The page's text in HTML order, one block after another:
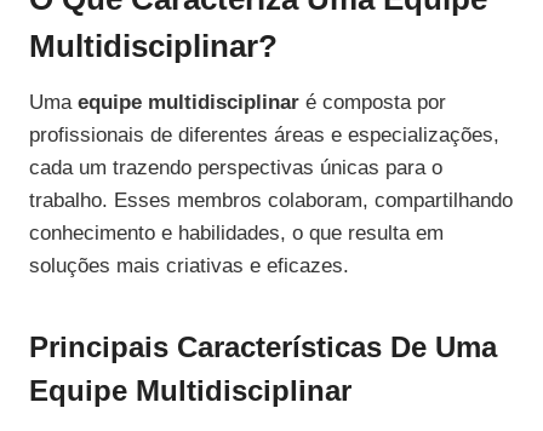
Multidisciplinar?
Uma equipe multidisciplinar é composta por
profissionais de diferentes áreas e especializações,
cada um trazendo perspectivas únicas para o
trabalho. Esses membros colaboram, compartilhando
conhecimento e habilidades, o que resulta em
soluções mais criativas e eficazes.
Principais Características De Uma
Equipe Multidisciplinar